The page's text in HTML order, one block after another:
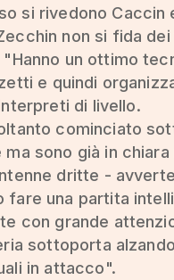
si rivedono Caccin
non si fida
"Hanno un ottimo
e quindi
di livello.
cominciato
ma sono già in
dritte -
fare una partita
con grande
sottoporta
in attacco".